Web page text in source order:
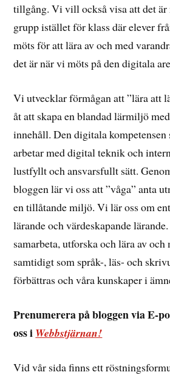
tillgång. Vi vill också visa att det
grupp istället för klass där elever
möts för att lära av och med
det är när vi möts på den digitala
Vi utvecklar förmågan att ”lära att
åt att skapa en blandad lärmiljö
innehåll. Den digitala kompetensen
arbetar med digital teknik och
lustfyllt och ansvarsfullt sätt.
bloggen lär vi oss att ”våga” anta
en tillåtande miljö. Vi lär oss om
lärande och värdeskapande
samarbeta, utforska och lära av och
samtidigt som språk-, läs- och
förbättras och våra kunskaper i
Prenumerera på bloggen via E-
oss i Webbstjärnan!
Vid vår sida finns ett